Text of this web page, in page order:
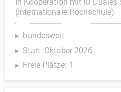
(Internationale Hochschule)
bundesweit
Start: Oktober 2026
Freie Plätze: 1